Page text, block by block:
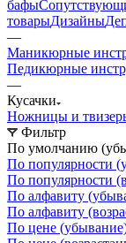
бафы
товарыДизайны
—
Маникюрные
Педикюрные
—
Кусачки
Ножницы и
Фильтр
По умолчанию
По популярности
По популярности
По алфавиту
По алфавиту
По цене